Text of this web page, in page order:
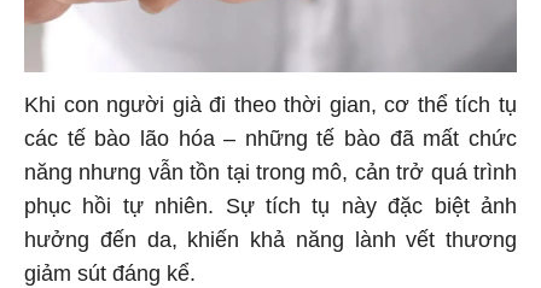
Khi con người già đi theo thời gian, cơ thể tích tụ
các tế bào lão hóa – những tế bào đã mất chức
năng nhưng vẫn tồn tại trong mô, cản trở quá trình
phục hồi tự nhiên. Sự tích tụ này đặc biệt ảnh
hưởng đến da, khiến khả năng lành vết thương
giảm sút đáng kể.